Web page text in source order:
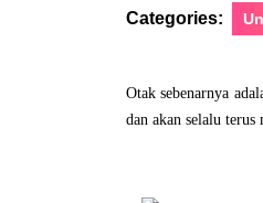
Categories:
Otak sebenarnya
dan akan selalu terus